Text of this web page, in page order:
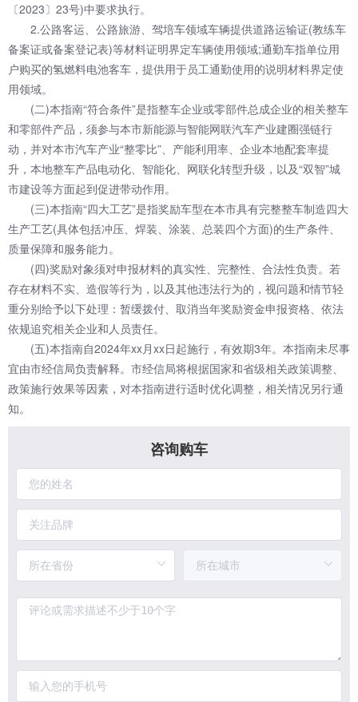
〔2023〕23号)中要求执行。
2.公路客运、公路旅游、驾培车领域车辆提供道路运输证(教练车
备案证或备案登记表)等材料证明界定车辆使用领域;通勤车指单位用
户购买的氢燃料电池客车，提供用于员工通勤使用的说明材料界定使
用领域。
(二)本指南“符合条件”是指整车企业或零部件总成企业的相关整车
和零部件产品，须参与本市新能源与智能网联汽车产业建圈强链行
动，并对本市汽车产业“整零比”、产能利用率、企业本地配套率提
升，本地整车产品电动化、智能化、网联化转型升级，以及“双智”城
市建设等方面起到促进带动作用。
(三)本指南“四大工艺”是指奖励车型在本市具有完整整车制造四大
生产工艺(具体包括冲压、焊装、涂装、总装四个方面)的生产条件、
质量保障和服务能力。
(四)奖励对象须对申报材料的真实性、完整性、合法性负责。若
存在材料不实、造假等行为，以及其他违法行为的，视问题和情节轻
重分别给予以下处理：暂缓拨付、取消当年奖励资金申报资格、依法
依规追究相关企业和人员责任。
(五)本指南自2024年xx月xx日起施行，有效期3年。本指南未尽事
宜由市经信局负责解释。市经信局将根据国家和省级相关政策调整、
政策施行效果等因素，对本指南进行适时优化调整，相关情况另行通
知。
咨询购车